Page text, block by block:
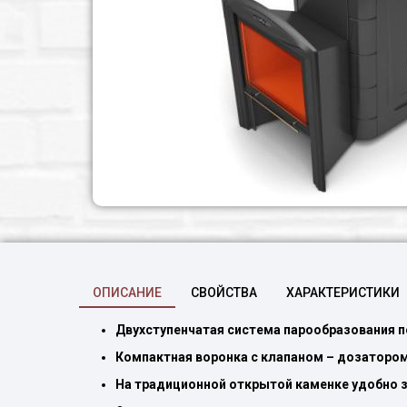
ОПИСАНИЕ СВОЙСТВА ХАРАКТЕРИСТИКИ
Двухступенчатая система парообразования
Компактная воронка с клапаном –
На традиционной открытой каменке удобно